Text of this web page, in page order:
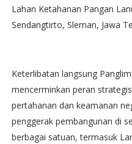
Lahan Ketahanan Pangan
Sendangtirto, Sleman, Jawa
Keterlibatan langsung
mencerminkan peran
pertahanan dan keamanan
penggerak pembangunan di
berbagai satuan, termasuk